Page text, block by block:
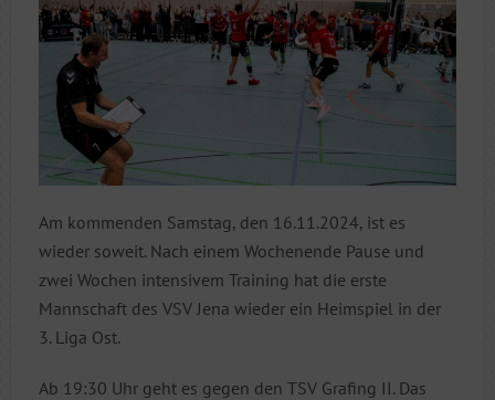
Am kommenden Samstag, den 16.11.2024, ist es
wieder soweit. Nach einem Wochenende Pause und
zwei Wochen intensivem Training hat die erste
Mannschaft des VSV Jena wieder ein Heimspiel in der
3. Liga Ost.
Ab 19:30 Uhr geht es gegen den TSV Grafing II. Das